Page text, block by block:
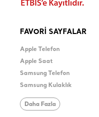
FAVORİ SAYFALAR
Apple Telefon
Apple Saat
Samsung Telefon
Samsung Kulaklık
Daha Fazla